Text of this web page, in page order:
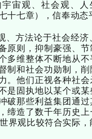
宙观、社会观、
十七章），信奉动态
、方法论于社会经
原则，抑制豪强、
多维整体不断地从
制和社会功勋制，
。他们正视各种社
是固执地以某个或
破那些利益集团通
缔造了数千年历史
界观比较符合实际，